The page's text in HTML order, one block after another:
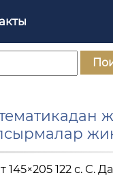
145×205 122 с. С.